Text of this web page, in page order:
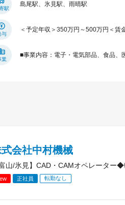
駅
島尾駅、氷見駅、雨晴駅
与
＜予定年収＞350万円～500万円＜賃
業
■事業内容：電子・電気部品、食品、
会社中村機械
富山/氷見】CAD・CAMオペレータ
正社員 転勤なし